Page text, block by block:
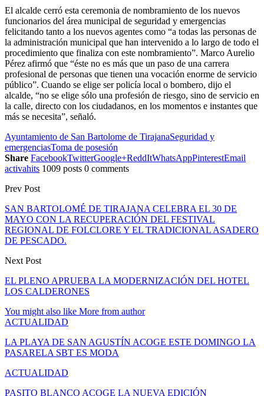
El alcalde cerró esta ceremonia de nombramiento de los nuevos
funcionarios del área municipal de seguridad y emergencias
felicitando tanto a los nuevos agentes como “a todas las personas de
la administración municipal que han intervenido a lo largo de todo el
procedimiento que finaliza con este nombramiento”. Marco Aurelio
Pérez afirmó que “éste no es más que un paso de una carrera
profesional de personas que tienen una vocación enorme de servicio
público”. Cuando se elige ser policía local o bombero, dijo el
alcalde, “no se elige sólo una profesión de riesgo, sino de servicio en
la calle, directo con los ciudadanos, en los momentos e instantes que
más se necesita”, señaló.
Ayuntamiento de San Bartolome de TirajanaSeguridad y
emergenciasToma de posesión
Share FacebookTwitterGoogle+ReddItWhatsAppPinterestEmail
activahits 1009 posts 0 comments
Prev Post
SAN BARTOLOMÉ DE TIRAJANA CELEBRA EL 30 DE
MAYO CON LA RECUPERACIÓN DEL FESTIVAL
REGIONAL DE FOLCLORE Y EL TRADICIONAL ASADERO
DE PESCADO.
Next Post
EL PLENO APRUEBA LA MODERNIZACIÓN DEL HOTEL
LOS CALDERONES
You might also like More from author
ACTUALIDAD
LA PLAYA DE SAN AGUSTÍN ACOGE ESTE DOMINGO LA
PASARELA SBT ES MODA
ACTUALIDAD
PASITO BLANCO ACOGE LA NUEVA EDICIÓN